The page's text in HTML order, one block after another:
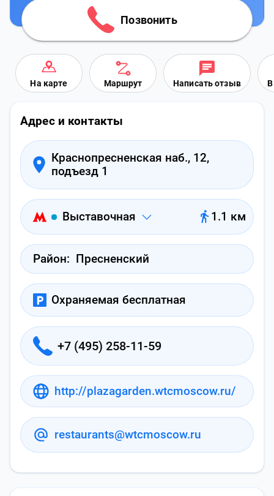
Позвонить
На карте Маршрут Написать отзыв В
Адрес и контакты
Краснопресненская наб., 12,
подъезд 1
Выставочная 1.1 км
Район: Пресненский
Охраняемая бесплатная
+7 (495) 258-11-59
http://plazagarden.wtcmoscow.ru/
restaurants@wtcmoscow.ru